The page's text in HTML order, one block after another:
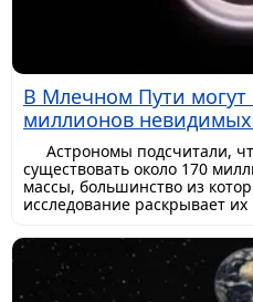
В Млечном Пути могут
миллионов
Астрономы подсчитали,
существовать около 170
массы, большинство из
исследование раскрывает